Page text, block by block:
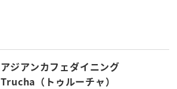
アジアンカフェダイニング
Trucha（トゥルーチャ）